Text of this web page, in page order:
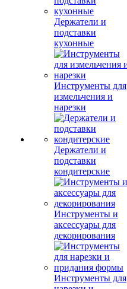
Держатели и
подставки
кухонные
Инструменты для
измельчения и
нарезки
Держатели и
подставки
кондитерские
Инструменты и
аксессуары для
декорирования
Инструменты для